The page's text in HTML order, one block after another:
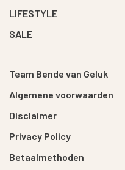
LIFESTYLE
SALE
Team Bende van Geluk
Algemene voorwaarden
Disclaimer
Privacy Policy
Betaalmethoden